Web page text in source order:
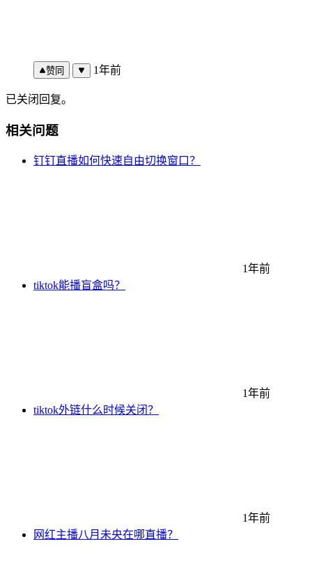
赞同 1年前
已关闭回复。
相关问题
钉钉直播如何快速自由切换窗口？
1年前
tiktok能播盲盒吗？
1年前
tiktok外链什么时候关闭？
1年前
网红主播八月未央在哪直播？